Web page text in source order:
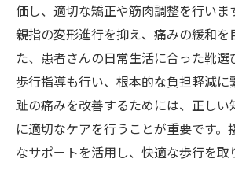
価し、適切な矯正や筋肉調整を行いま
親指の変形進行を抑え、痛みの緩和を
た、患者さんの日常生活に合った靴選
歩行指導も行い、根本的な負担軽減に
趾の痛みを改善するためには、正しい
に適切なケアを行うことが重要です。
なサポートを活用し、快適な歩行を取